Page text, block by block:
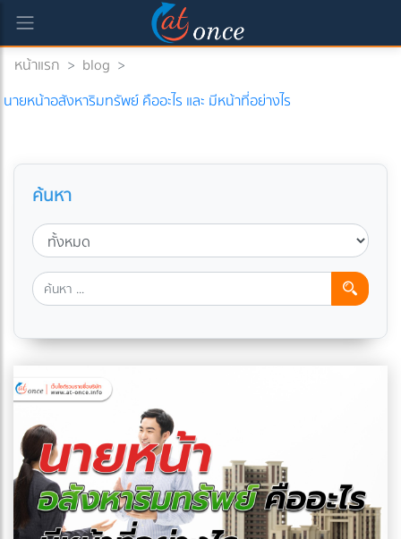
หน้าแรก > blog >
นายหน้าอสังหาริมทรัพย์ คืออะไร และ มีหน้าที่อย่างไร
ค้นหา